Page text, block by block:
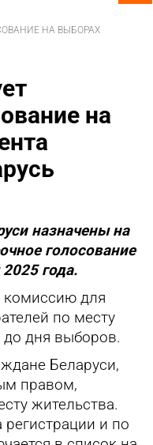
НА ВЫБОРАХ
на
назначены на
голосование
года.
комиссию для
по месту
дня выборов.
Беларуси,
правом,
жительства.
и по